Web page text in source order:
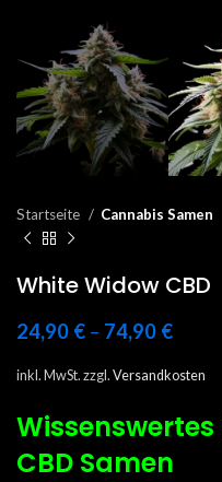
Startseite Cannabis Samen
White Widow CBD
24,90 € – 74,90 €
inkl. MwSt. zzgl. Versandkosten
Wissenswertes
CBD Samen